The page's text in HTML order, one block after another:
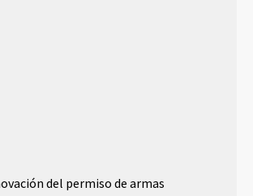
del permiso de armas